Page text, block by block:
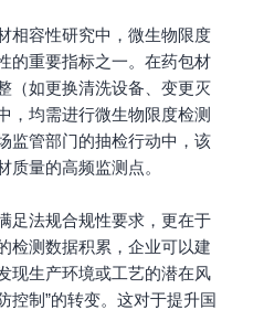
相容性研究中，微生物限度
的重要指标之一。在药包材
（如更换清洗设备、变更灭
，均需进行微生物限度检测
监管部门的抽检行动中，该
质量的高频监测点。
足法规合规性要求，更在于
检测数据积累，企业可以建
现生产环境或工艺的潜在风
控制”的转变。这对于提升国